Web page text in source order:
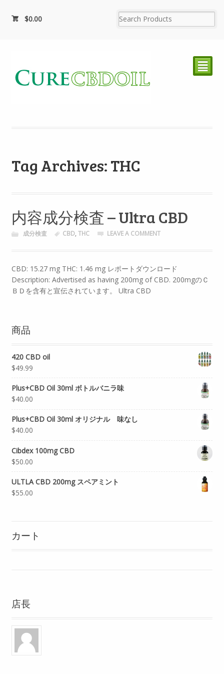
$0.00
²
Tag Archives: THC
内容成分検査 – Ultra CBD
成分検査 CBD,THC LEAVE A COMMENT
CBD: 15.27 mg THC: 1.46 mg レポートダウンロード
Description: Advertised as having 200mg of CBD. 200mgのＣ
ＢＤを含有と宣伝されています。 Ultra CBD
商品
420 CBD oil
$49.99
Plus+CBD Oil 30ml ボトルバニラ味
$40.00
Plus+CBD Oil 30ml オリジナル 味なし
$40.00
Cibdex 100mg CBD
$50.00
ULTLA CBD 200mg スペアミント
$55.00
カート
店長